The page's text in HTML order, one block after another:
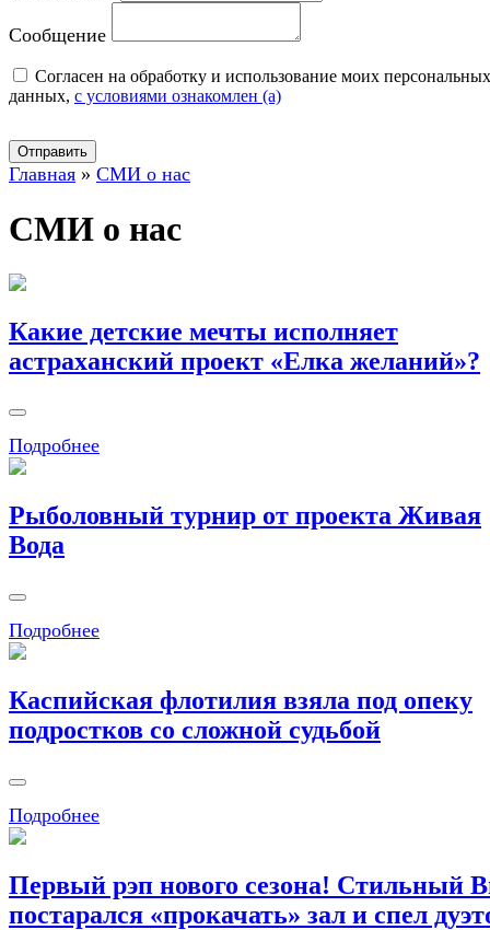
Сообщение
Cогласен на обработку и использование моих персональных
данных, с условиями ознакомлен (а)
Отправить
Главная » СМИ о нас
СМИ о нас
Какие детские мечты исполняет
астраханский проект «Елка желаний»?
Подробнее
Рыболовный турнир от проекта Живая
Вода
Подробнее
Каспийская флотилия взяла под опеку
подростков со сложной судьбой
Подробнее
Первый рэп нового сезона! Стильный
постарался «прокачать» зал и спел